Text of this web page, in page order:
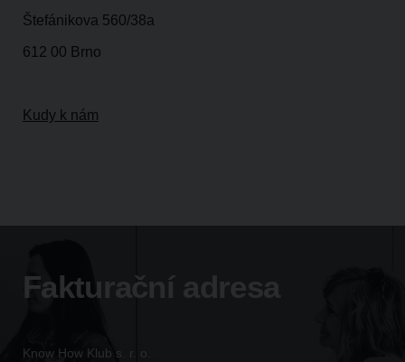
Štefánikova 560/38a
612 00 Brno
Kudy k nám
Fakturační adresa
Know How Klub s. r. o.